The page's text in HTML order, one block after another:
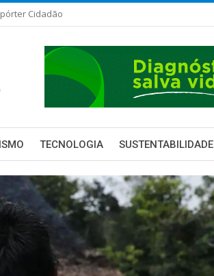
Cidadão
TECNOLOGIA SUSTENTABILIDADE